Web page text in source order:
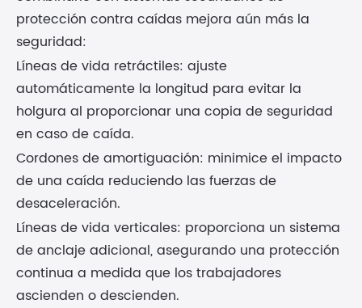
protección contra caídas mejora aún más la
seguridad:
Líneas de vida retráctiles: ajuste
automáticamente la longitud para evitar la
holgura al proporcionar una copia de seguridad
en caso de caída.
Cordones de amortiguación: minimice el impacto
de una caída reduciendo las fuerzas de
desaceleración.
Líneas de vida verticales: proporciona un sistema
de anclaje adicional, asegurando una protección
continua a medida que los trabajadores
ascienden o descienden.